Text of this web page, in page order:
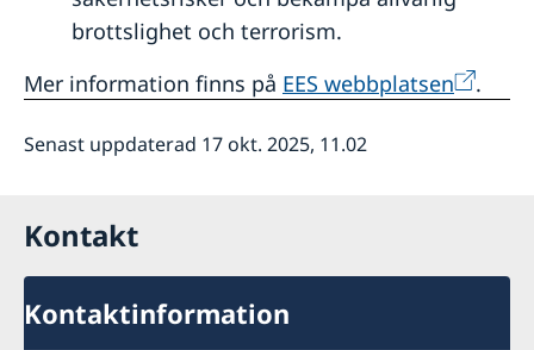
brottslighet och terrorism.
Mer information finns på EES webbplatsen .
Senast uppdaterad 17 okt. 2025, 11.02
Kontakt
Kontaktinformation